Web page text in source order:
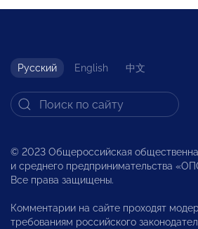
Русский English 中文
© 2023 Общероссийская
и среднего предпринимательства
Все права защищены.
Комментарии на сайте проходят
требованиям российского